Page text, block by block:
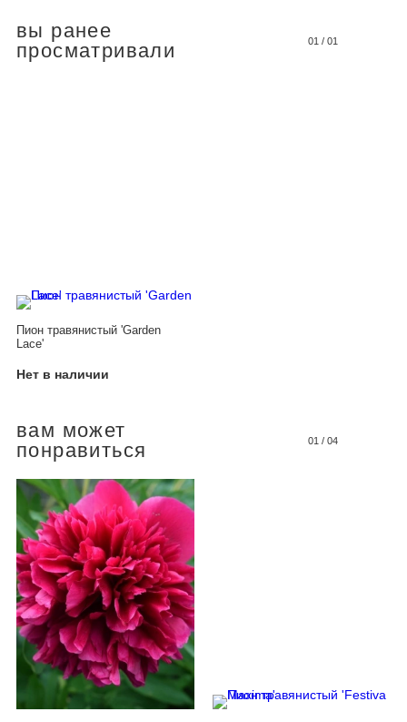
вы ранее
просматривали
01 / 01
Пион травянистый 'Garden
Lace'
Нет в наличии
вам может
понравиться
01 / 04